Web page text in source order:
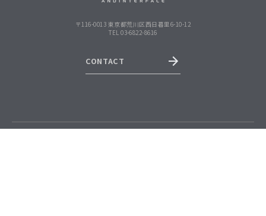
〒116-0013 東京都荒川区西日暮里6-10-12
TEL 03-6822-8616
CONTACT